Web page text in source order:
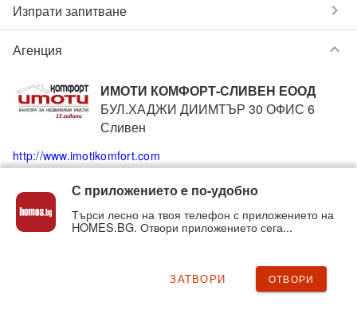
Изпрати запитване chevron_right
Агенция keyboard_arrow_down
ИМОТИ КОМФОРТ-СЛИВЕН ЕООД
БУЛ.ХАДЖИ ДИИМТЪР 30 ОФИС 6
Сливен
http://www.imotikomfort.com
phone 0889740528 phone 0876715755
Вижте всички обяви отИМОТИ КОМФОРТ-СЛИВЕН
chevron_right
С приложението e по-удобно
Търси лесно на твоя телефон с приложението на
HOMES.BG. Отвори приложението сега...
ЗАТВОРИ ОТВОРИ